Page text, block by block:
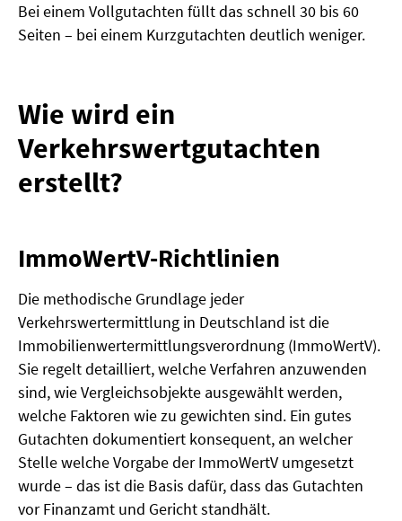
Bei einem Vollgutachten füllt das schnell 30 bis 60
Seiten – bei einem Kurzgutachten deutlich weniger.
Wie wird ein
Verkehrswertgutachten
erstellt?
ImmoWertV-Richtlinien
Die methodische Grundlage jeder
Verkehrswertermittlung in Deutschland ist die
Immobilienwertermittlungsverordnung (ImmoWertV).
Sie regelt detailliert, welche Verfahren anzuwenden
sind, wie Vergleichsobjekte ausgewählt werden,
welche Faktoren wie zu gewichten sind. Ein gutes
Gutachten dokumentiert konsequent, an welcher
Stelle welche Vorgabe der ImmoWertV umgesetzt
wurde – das ist die Basis dafür, dass das Gutachten
vor Finanzamt und Gericht standhält.